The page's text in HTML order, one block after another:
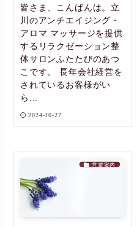
皆さま、こんばんは。立
川のアンチエイジング・
アロマ マッサージを提供
するリラクゼーション整
体サロンふたたびのあつ
こです。 長年会社経営を
されているお客様がい
ら...
2024-10-27
営業案内